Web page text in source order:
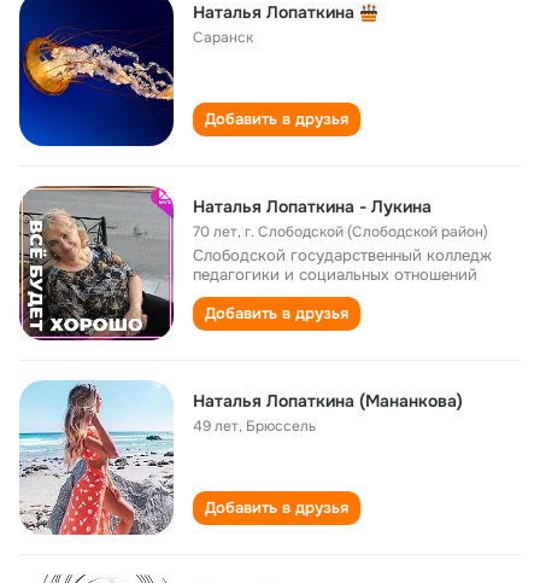
Наталья Лопаткина
Саранск
Добавить в друзья
Наталья Лопаткина - Лукина
70 лет,г. Слободской (Слободской район)
Слободской государственный колледж
педагогики и социальных отношений
Добавить в друзья
Наталья Лопаткина (Мананкова)
49 лет, Брюссель
Добавить в друзья